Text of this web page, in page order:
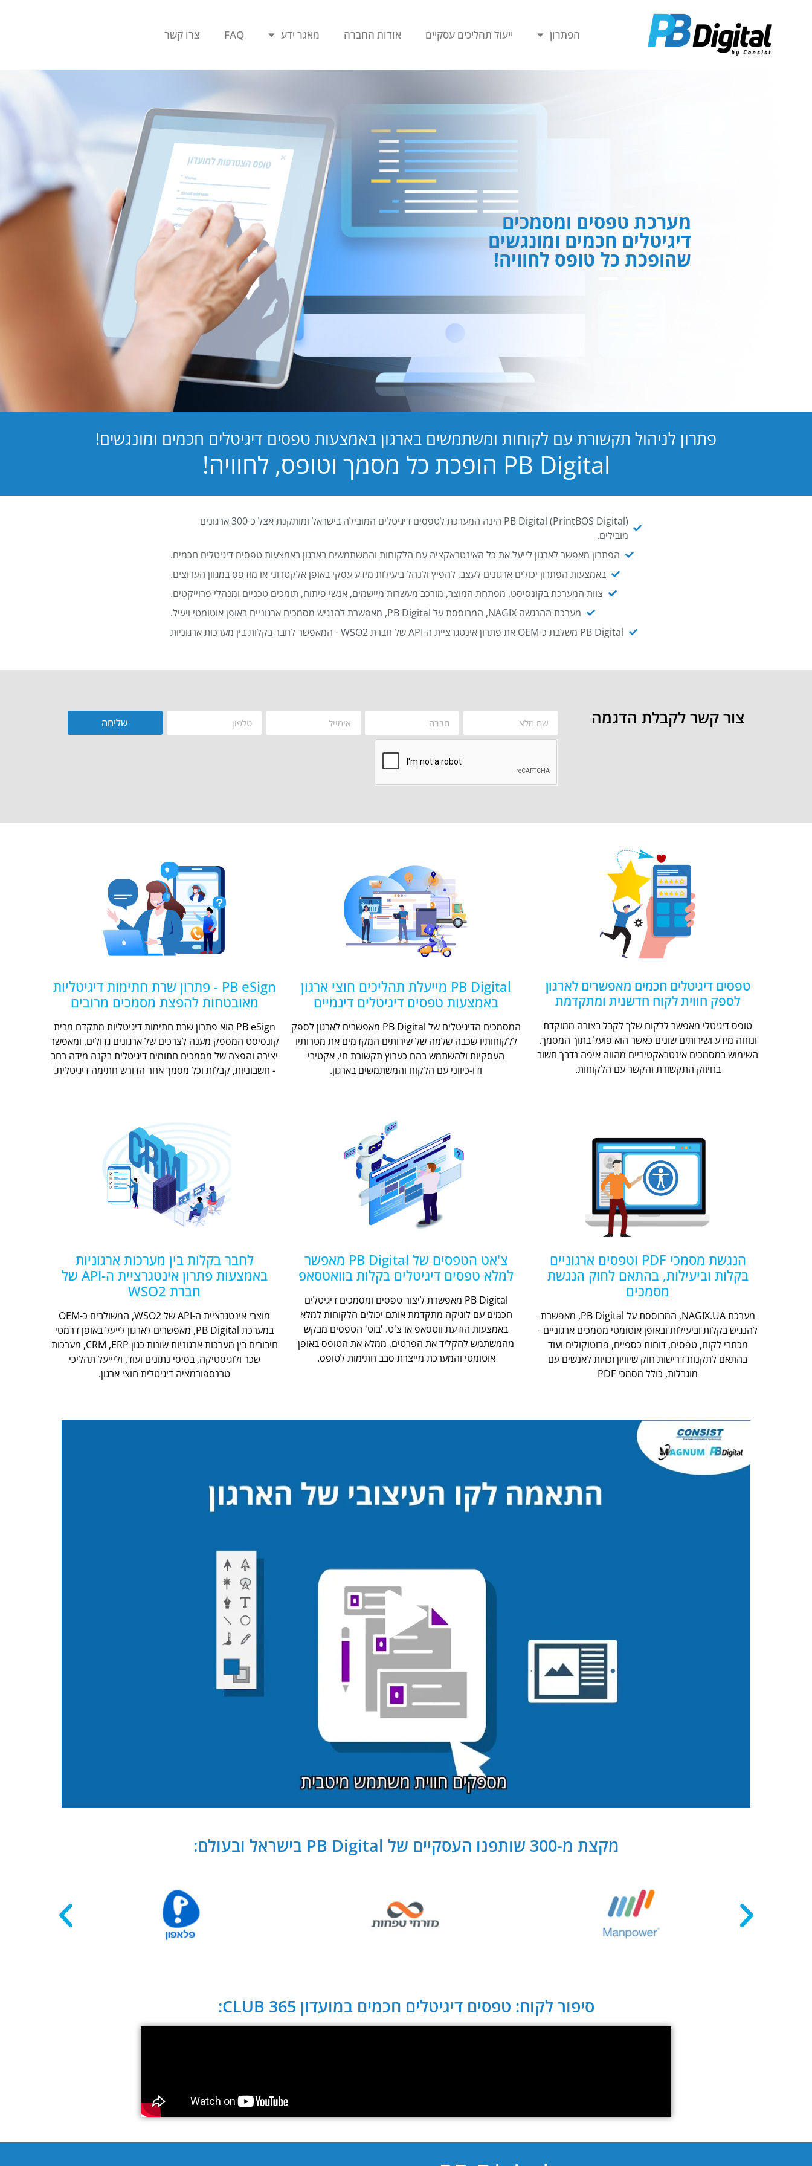
הפתרון ייעול תהליכים עסקיים אודות החברה מאגר ידע FAQ צרו קשר
מערכת טפסים ומסמכים
דיגיטלים חכמים ומונגשים
שהופכת כל טופס לחוויה!
פתרון לניהול תקשורת עם לקוחות ומשתמשים בארגון באמצעות טפסים דיגיטלים חכמים ומונגשים!
PB Digital הופכת כל מסמך וטופס, לחוויה!
PB Digital (PrintBOS Digital) הינה המערכת לטפסים דיגיטלים המובילה בישראל ומותקנת אצל כ-300 ארגונים
מובילים.
הפתרון מאפשר לארגון לייעל את כל האינטראקציה עם הלקוחות והמשתמשים בארגון באמצעות טפסים דיגיטלים חכמים.
באמצעות הפתרון יכולים ארגונים לעצב, להפיץ ולנהל ביעילות מידע עסקי באופן אלקטרוני או מודפס במגוון הערוצים.
צוות המערכת בקונסיסט, מפתחת המוצר, מורכב מעשרות מיישמים, אנשי פיתוח, תומכים טכניים ומנהלי פרוייקטים.
מערכת ההנגשה NAGIX, המבוססת על PB Digital, מאפשרת להנגיש מסמכים ארגוניים באופן אוטומטי ויעיל.
PB Digital משלבת כ-OEM את פתרון אינטגרציית ה-API של חברת WSO2 - המאפשר לחבר בקלות בין מערכות ארגוניות
צור קשר לקבלת הדגמה שליחה
טפסים דיגיטלים חכמים מאפשרים לארגון
לספק חווית לקוח חדשנית ומתקדמת
טופס דיגיטלי מאפשר ללקוח שלך לקבל בצורה ממוקדת
ונוחה מידע ושירותים שונים כאשר הוא פועל בתוך המסמך.
השימוש במסמכים אינטראקטיביים מהווה איפה נדבך חשוב
בחיזוק התקשורת והקשר עם הלקוחות.
PB Digital מייעלת תהליכים חוצי ארגון
באמצעות טפסים דיגיטלים דינמיים
המסמכים הדיגיטלים של PB Digital מאפשרים לארגון לספק
ללקוחותיו שכבה שלמה של שירותים המקדמים את מטרותיו
העסקיות ולהשתמש בהם כערוץ תקשורת חי, אקטיבי
ודו-כיווני עם הלקוח והמשתמשים בארגון.
PB eSign - פתרון שרת חתימות דיגיטליות
מאובטחות להפצת מסמכים מרובים
PB eSign הוא פתרון שרת חתימות דיגיטליות מתקדם מבית
קונסיסט המספק מענה לצרכים של ארגונים גדולים, ומאפשר
יצירה והפצה של מסמכים חתומים דיגיטלית בקנה מידה רחב
- חשבוניות, קבלות וכל מסמך אחר הדורש חתימה דיגיטלית.
הנגשת מסמכי PDF וטפסים ארגוניים
בקלות וביעילות, בהתאם לחוק הנגשת
מסמכים
מערכת NAGIX.UA, המבוססת על PB Digital, מאפשרת
להנגיש בקלות וביעילות ובאופן אוטומטי מסמכים ארגוניים -
מכתבי לקוח, טפסים, דוחות כספיים, פרוטוקולים ועוד
בהתאם לתקנות דרישות חוק שיוויון זכויות לאנשים עם
מוגבלות, כולל מסמכי PDF
צ'אט הטפסים של PB Digital מאפשר
למלא טפסים דיגיטלים בקלות בוואטסאפ
PB Digital מאפשרת ליצור טפסים ומסמכים דיגיטלים
חכמים עם לוגיקה מתקדמת אותם יכולים הלקוחות למלא
באמצעות הודעת ווטסאפ או צ'ט. 'בוט' הטפסים מבקש
מהמשתמש להקליד את הפרטים, ממלא את הטופס באופן
אוטומטי והמערכת מייצרת סבב חתימות לטופס.
לחבר בקלות בין מערכות ארגוניות
באמצעות פתרון אינטגרציית ה-API של
חברת WSO2
מוצרי אינטגרציית ה-API של WSO2, המשולבים כ-OEM
במערכת PB Digital, מאפשרים לארגון לייעל באופן דרמטי
חיבורים בין מערכות ארגוניות שונות כגון CRM ,ERP, מערכות
שכר ולוגיסטיקה, בסיסי נתונים ועוד, וליייעל תהליכי
טרנספורמציה דיגיטלית חוצי ארגון.
מקצת מ-300 שותפנו העסקיים של PB Digital בישראל ובעולם:
סיפור לקוח: טפסים דיגיטלים חכמים במועדון CLUB 365: